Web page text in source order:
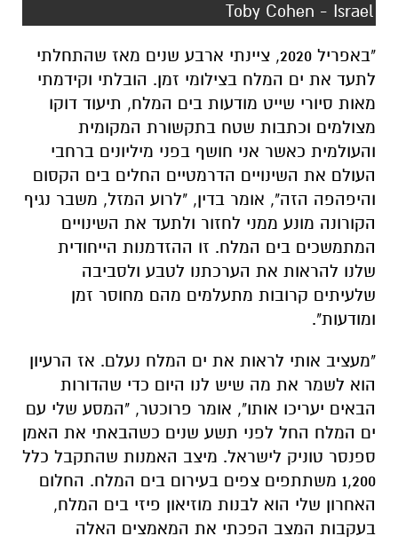
Toby Cohen - Israel
"באפריל 2020, ציינתי ארבע שנים מאז שהתחלתי
לתעד את ים המלח בצילומי זמן. הובלתי וקידמתי
מאות סיורי שייט מודעות בים המלח, תיעוד דוקו
מצולמים וכתבות שטח בתקשורת המקומית
והעולמית כאשר אני חושף בפני מיליונים ברחבי
העולם את השינויים הדרמטיים החלים בים הקסום
והיפהפה הזה", אומר בדין, "לרוע המזל, משבר נגיף
הקורונה מונע ממני לחזור ולתעד את השינויים
המתמשכים בים המלח. זו ההזדמנות הייחודית
שלנו להראות את הערכתנו לטבע ולסביבה
שלעיתים קרובות מתעלמים מהם מחוסר זמן
ומודעות".
"מעציב אותי לראות את ים המלח נעלם. אז הרעיון
הוא לשמר את מה שיש לנו היום כדי שהדורות
הבאים יעריכו אותו", אומר פרוכטר, "המסע שלי עם
ים המלח החל לפני תשע שנים כשהבאתי את האמן
ספנסר טוניק לישראל. מיצב האמנות שהתקבל כלל
1,200 משתתפים צפים בעירום בים המלח. החלום
האחרון שלי הוא לבנות מוזיאון פיזי בים המלח,
בעקבות המצב הפכתי את המאמצים האלה